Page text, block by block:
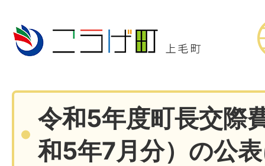
令和5年度町長交際
和5年7月分）の公